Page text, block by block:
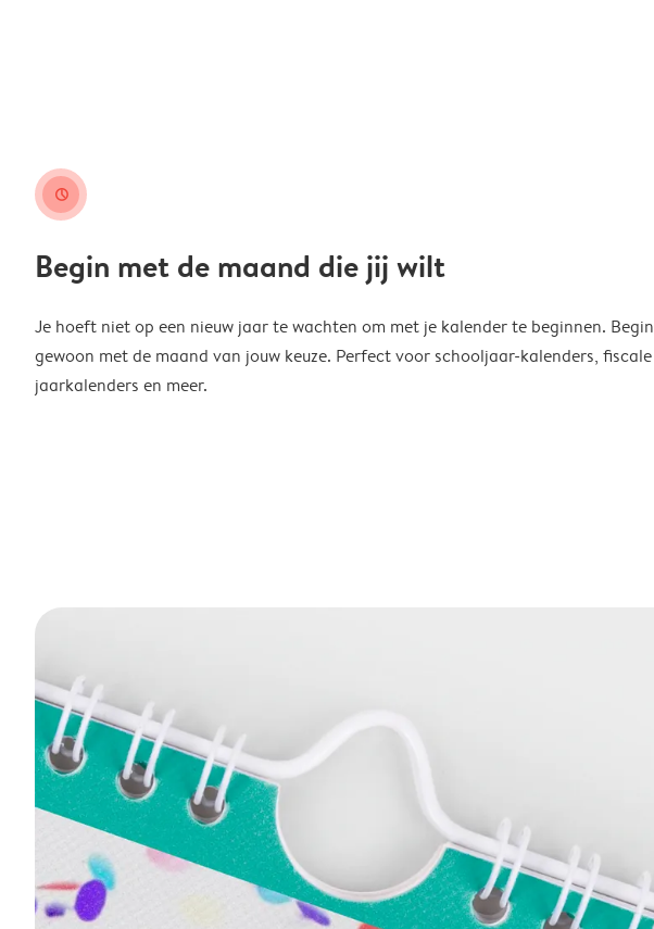
clock
Begin met de maand die jij wilt
Je hoeft niet op een nieuw jaar te wachten om met je kalender te beginnen. Begin
gewoon met de maand van jouw keuze. Perfect voor schooljaar-kalenders, fiscale
jaarkalenders en meer.